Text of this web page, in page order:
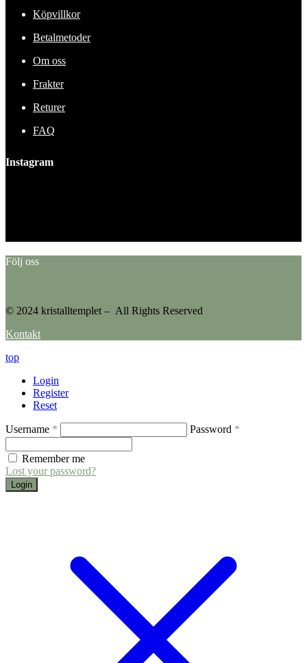
Köpvillkor
Betalmetoder
Om oss
Frakter
Returer
FAQ
Instagram
Följ oss
© 2024 kristalltemplet – All Rights Reserved
Kontakt
top
Login
Register
Reset
Username * Password *
Remember me
Lost your password?
Login